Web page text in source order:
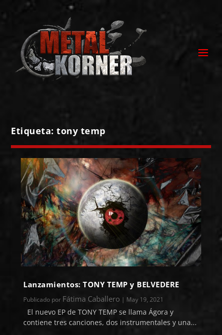
Etiqueta:tony temp
Lanzamientos: TONY TEMP y BELVEDERE
Publicado por Fátima Caballero | May 19, 2021
El nuevo EP de TONY TEMP se llama Ágora y
contiene tres canciones, dos instrumentales y una...